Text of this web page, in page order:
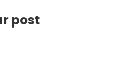
post